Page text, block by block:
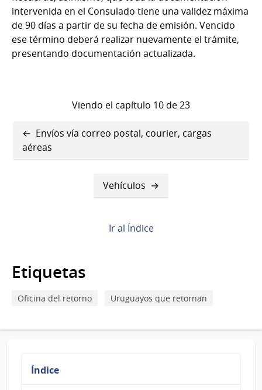
intervenida en el Consulado tiene una validez máxima
de 90 días a partir de su fecha de emisión. Vencido
ese término deberá realizar nuevamente el trámite,
presentando documentación actualizada.
Viendo el capítulo 10 de 23
Enlaces
transversales
hace
el
Envíos vía correo postal, courier, cargas
aéreas
Vehículos
Ir al Índice
Etiquetas
Oficina del retorno Uruguayos que retornan
Índice